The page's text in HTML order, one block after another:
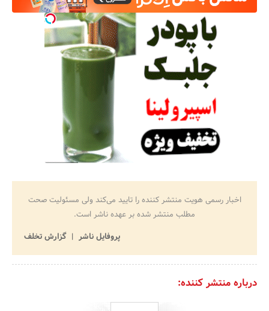
اخبار رسمی هویت منتشر کننده را تایید می‌کند ولی مسئولیت صحت
مطلب منتشر شده بر عهده ناشر است.
پروفایل ناشر
گزارش تخلف
درباره منتشر کننده: